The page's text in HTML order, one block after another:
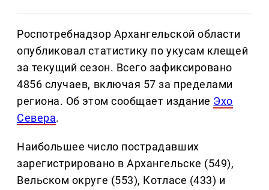
Роспотребнадзор Архангельской области
опубликовал статистику по укусам клещей
за текущий сезон. Всего зафиксировано
4856 случаев, включая 57 за пределами
региона. Об этом сообщает издание Эхо
Севера.
Наибольшее число пострадавших
зарегистрировано в Архангельске (549),
Вельском округе (553), Котласе (433) и